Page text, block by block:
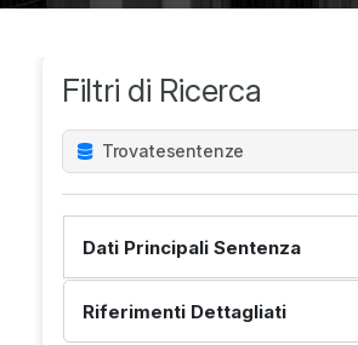
Filtri di Ricerca
Trovatesentenze
Dati Principali Sentenza
Riferimenti Dettagliati